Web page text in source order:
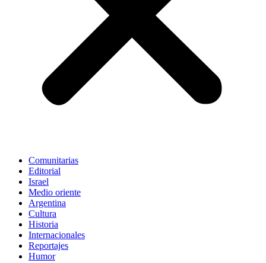
Comunitarias
Editorial
Israel
Medio oriente
Argentina
Cultura
Historia
Internacionales
Reportajes
Humor